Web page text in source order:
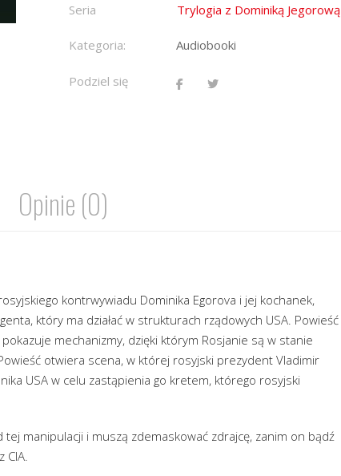
Seria Trylogia z Dominiką Jegorową
Kategoria: Audiobooki
Podziel się
Opinie (0)
kontrwywiadu Dominika Egorova i jej kochanek,
który ma działać w strukturach rządowych USA. Powieść
mechanizmy, dzięki którym Rosjanie są w stanie
otwiera scena, w której rosyjski prezydent Vladimir
USA w celu zastąpienia go kretem, którego rosyjski
tej manipulacji i muszą zdemaskować zdrajcę, zanim on bądź